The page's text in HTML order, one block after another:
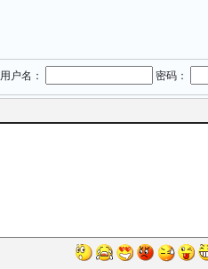
用户名： 密码：